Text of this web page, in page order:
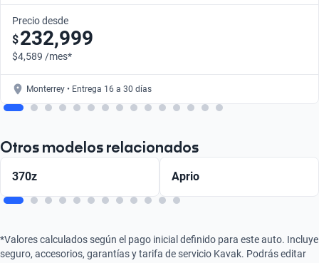
Precio desde
$232,999
$4,589 /mes*
Monterrey • Entrega 16 a 30 días
Otros modelos relacionados
370z Aprio
*Valores calculados según el pago inicial definido para este auto. Incluye
seguro, accesorios, garantías y tarifa de servicio Kavak. Podrás editar